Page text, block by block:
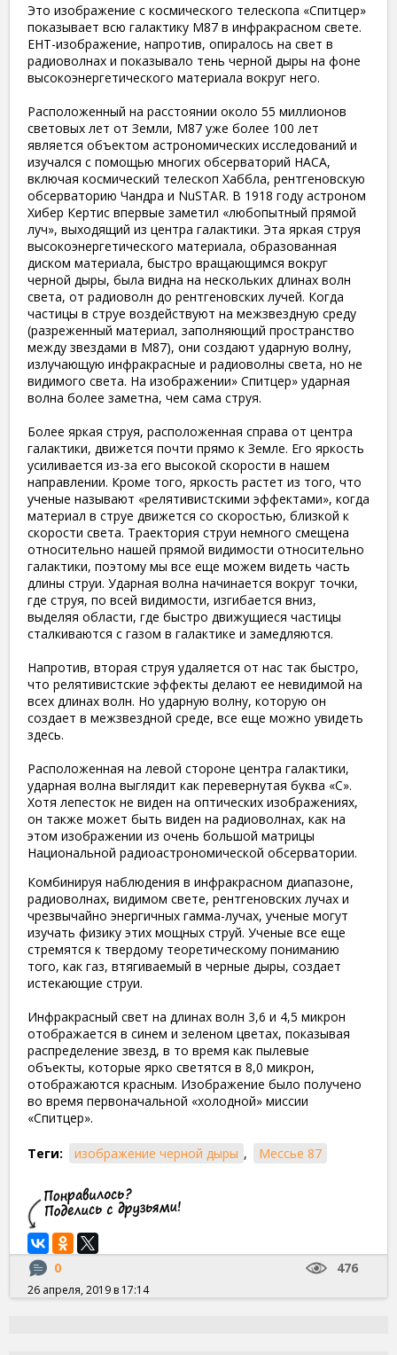
Это изображение с космического телескопа «Спитцер»
показывает всю галактику M87 в инфракрасном свете.
EHT-изображение, напротив, опиралось на свет в
радиоволнах и показывало тень черной дыры на фоне
высокоэнергетического материала вокруг него.
Расположенный на расстоянии около 55 миллионов
световых лет от Земли, M87 уже более 100 лет
является объектом астрономических исследований и
изучался с помощью многих обсерваторий НАСА,
включая космический телескоп Хаббла, рентгеновскую
обсерваторию Чандра и NuSTAR. В 1918 году астроном
Хибер Кертис впервые заметил «любопытный прямой
луч», выходящий из центра галактики. Эта яркая струя
высокоэнергетического материала, образованная
диском материала, быстро вращающимся вокруг
черной дыры, была видна на нескольких длинах волн
света, от радиоволн до рентгеновских лучей. Когда
частицы в струе воздействуют на межзвездную среду
(разреженный материал, заполняющий пространство
между звездами в M87), они создают ударную волну,
излучающую инфракрасные и радиоволны света, но не
видимого света. На изображении» Спитцер» ударная
волна более заметна, чем сама струя.
Более яркая струя, расположенная справа от центра
галактики, движется почти прямо к Земле. Его яркость
усиливается из-за его высокой скорости в нашем
направлении. Кроме того, яркость растет из того, что
ученые называют «релятивистскими эффектами», когда
материал в струе движется со скоростью, близкой к
скорости света. Траектория струи немного смещена
относительно нашей прямой видимости относительно
галактики, поэтому мы все еще можем видеть часть
длины струи. Ударная волна начинается вокруг точки,
где струя, по всей видимости, изгибается вниз,
выделяя области, где быстро движущиеся частицы
сталкиваются с газом в галактике и замедляются.
Напротив, вторая струя удаляется от нас так быстро,
что релятивистские эффекты делают ее невидимой на
всех длинах волн. Но ударную волну, которую он
создает в межзвездной среде, все еще можно увидеть
здесь.
Расположенная на левой стороне центра галактики,
ударная волна выглядит как перевернутая буква «С».
Хотя лепесток не виден на оптических изображениях,
он также может быть виден на радиоволнах, как на
этом изображении из очень большой матрицы
Национальной радиоастрономической обсерватории.
Комбинируя наблюдения в инфракрасном диапазоне,
радиоволнах, видимом свете, рентгеновских лучах и
чрезвычайно энергичных гамма-лучах, ученые могут
изучать физику этих мощных струй. Ученые все еще
стремятся к твердому теоретическому пониманию
того, как газ, втягиваемый в черные дыры, создает
истекающие струи.
Инфракрасный свет на длинах волн 3,6 и 4,5 микрон
отображается в синем и зеленом цветах, показывая
распределение звезд, в то время как пылевые
объекты, которые ярко светятся в 8,0 микрон,
отображаются красным. Изображение было получено
во время первоначальной «холодной» миссии
«Спитцер».
Теги: изображение черной дыры , Мессье 87
0 476
26 апреля, 2019 в 17:14